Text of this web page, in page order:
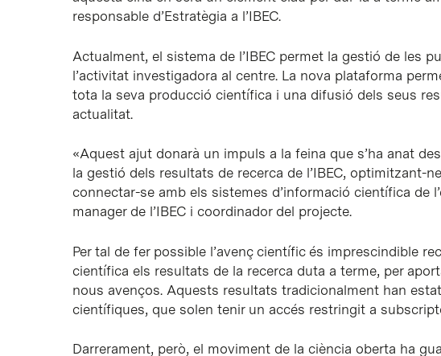
responsable d’Estratègia a l’IBEC.
Actualment, el sistema de l’IBEC permet la gestió de les
l’activitat investigadora al centre. La nova plataforma
tota la seva producció científica i una difusió dels seus
actualitat.
«Aquest ajut donarà un impuls a la feina que s’ha anat
la gestió dels resultats de recerca de l’IBEC, optimitzant-
connectar-se amb els sistemes d’informació científica de
manager de l’IBEC i coordinador del projecte.
Per tal de fer possible l’avenç científic és imprescindible
científica els resultats de la recerca duta a terme, per
nous avenços. Aquests resultats tradicionalment han
científiques, que solen tenir un accés restringit a
Darrerament, però, el moviment de la ciència oberta ha